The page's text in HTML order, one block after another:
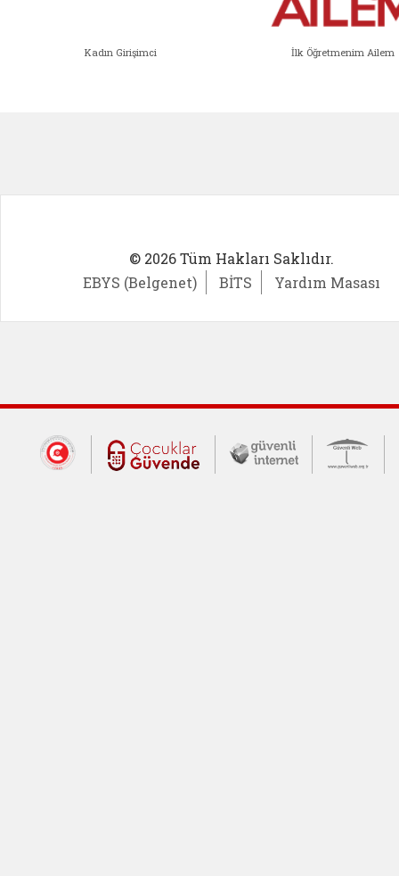
Kadın Girişimci İlk Öğretmenim Ailem
© 2026 Tüm Hakları Saklıdır.
EBYS (Belgenet)
BİTS Yardım Masası
Dış Bağlantılar
Cumhurbaşkanlığı İletişim Merkezi
Çocuklar Güvende (yeni
Güvenli